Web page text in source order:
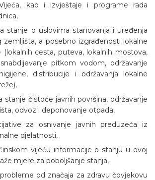
kao i izvještaje i programe rada
stanje o uslovima stanovanja i uređenja
zemljišta, a posebno izgrađenosti lokalne
(lokalnih cesta, puteva, lokalnih mostova,
pitkom vodom, održavanje
distribucije i održavanja lokalne
stanje čistoće javnih površina, održavanje
odvoz i deponovanje otpada,
za osnivanje javnih preduzeća iz
djelatnosti,
vijeću informacije o stanju u ovoj
mjere za poboljšanje stanja,
od značaja za zdravu čovjekovu